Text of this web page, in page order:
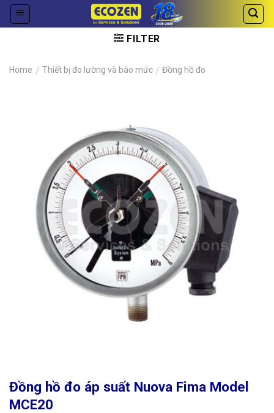
Skip
FILTER
Home / Thiết bị đo lường và báo mức / Đồng hồ đo
Đồng hồ đo áp suất Nuova Fima Model
MCE20